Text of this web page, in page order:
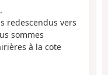
redescendus vers
sommes
à la cote